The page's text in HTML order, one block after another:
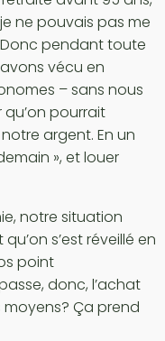
ne pouvais pas me
pendant toute
vécu en
– sans nous
pourrait
argent. En un
», et louer
notre situation
s’est réveillé en
point
donc, l’achat
moyens? Ça prend